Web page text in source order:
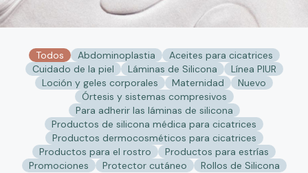
Abdominoplastia
Aceites para cicatrices
Cuidado de la piel
Láminas de Silicona
Línea PIUR
Loción y geles corporales
Maternidad
Nuevo
Órtesis y sistemas compresivos
Para adherir las láminas de silicona
Productos de silicona médica para cicatrices
Productos dermocosméticos para cicatrices
Productos para el rostro
Productos para estrías
Promociones
Protector cutáneo Rollos de Silicona
Todos